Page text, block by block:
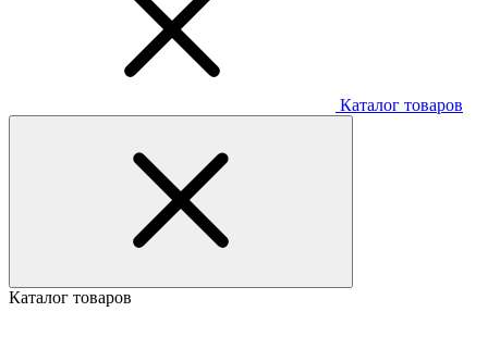
Каталог товаров
Каталог товаров